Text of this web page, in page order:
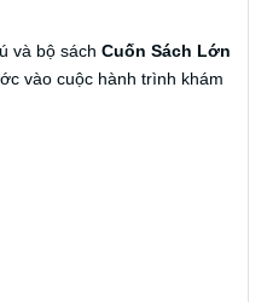
và bộ sách Cuốn Sách Lớn
vào cuộc hành trình khám